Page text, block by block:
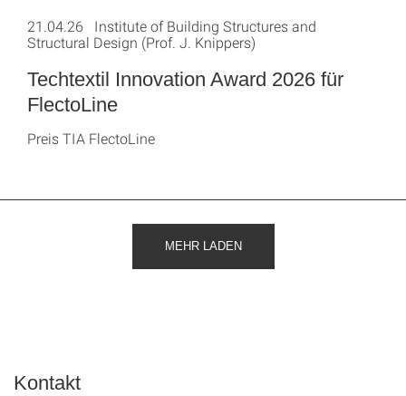
Techtextil Innovation Award 2026 für
FlectoLine
21.04.26 Institute of Building Structures and
Structural Design (Prof. J. Knippers)
Preis TIA FlectoLine
MEHR LADEN
Kontakt